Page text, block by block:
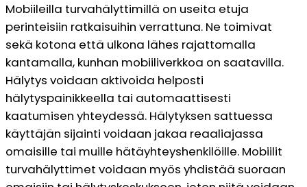
Mobiileilla turvahälyttimillä on useita etuja
perinteisiin ratkaisuihin verrattuna. Ne toimivat
sekä kotona että ulkona lähes rajattomalla
kantamalla, kunhan mobiiliverkkoa on saatavilla.
Hälytys voidaan aktivoida helposti
hälytyspainikkeella tai automaattisesti
kaatumisen yhteydessä. Hälytyksen sattuessa
käyttäjän sijainti voidaan jakaa reaaliajassa
omaisille tai muille hätäyhteyshenkilöille. Mobiilit
turvahälyttimet voidaan myös yhdistää suoraan